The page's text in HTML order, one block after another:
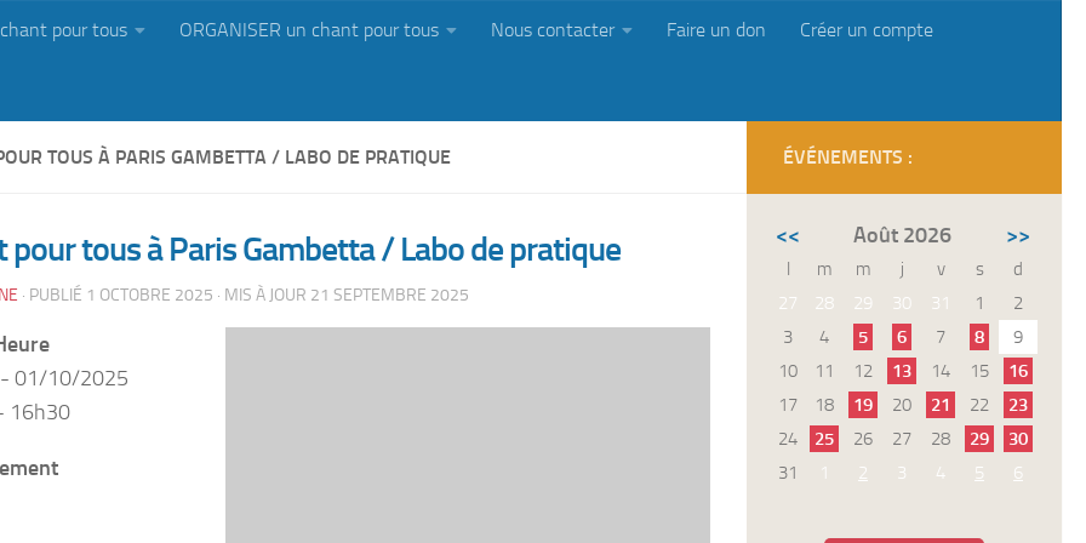
pour tous ORGANISER un chant pour tous Nous contacter Faire un don Créer un compte
TOUS À PARIS GAMBETTA / LABO DE PRATIQUE
pour tous à Paris Gambetta / Labo de pratique
· PUBLIÉ 1 OCTOBRE 2025 · MIS À JOUR 21 SEPTEMBRE 2025
- 01/10/2025
16h30
ÉVÉNEMENTS :
<< Août 2026 >>
l m m j v s
d
27
28 29 30 31 1
2
3
4 5 6 7 8
9
10
11 12 13 14 15
16
17
18 19 20 21 22
23
24
25 26 27 28 29
30
31
1 2 3 4 5 6